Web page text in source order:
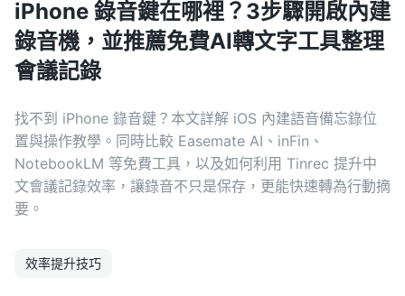
iPhone 錄音鍵在哪裡？3步驟開啟內建
錄音機，並推薦免費AI轉文字工具整理
會議記錄
找不到 iPhone 錄音鍵？本文詳解 iOS 內建語音備忘錄位
置與操作教學。同時比較 Easemate AI、inFin、
NotebookLM 等免費工具，以及如何利用 Tinrec 提升中
文會議記錄效率，讓錄音不只是保存，更能快速轉為行動摘
要。
效率提升技巧